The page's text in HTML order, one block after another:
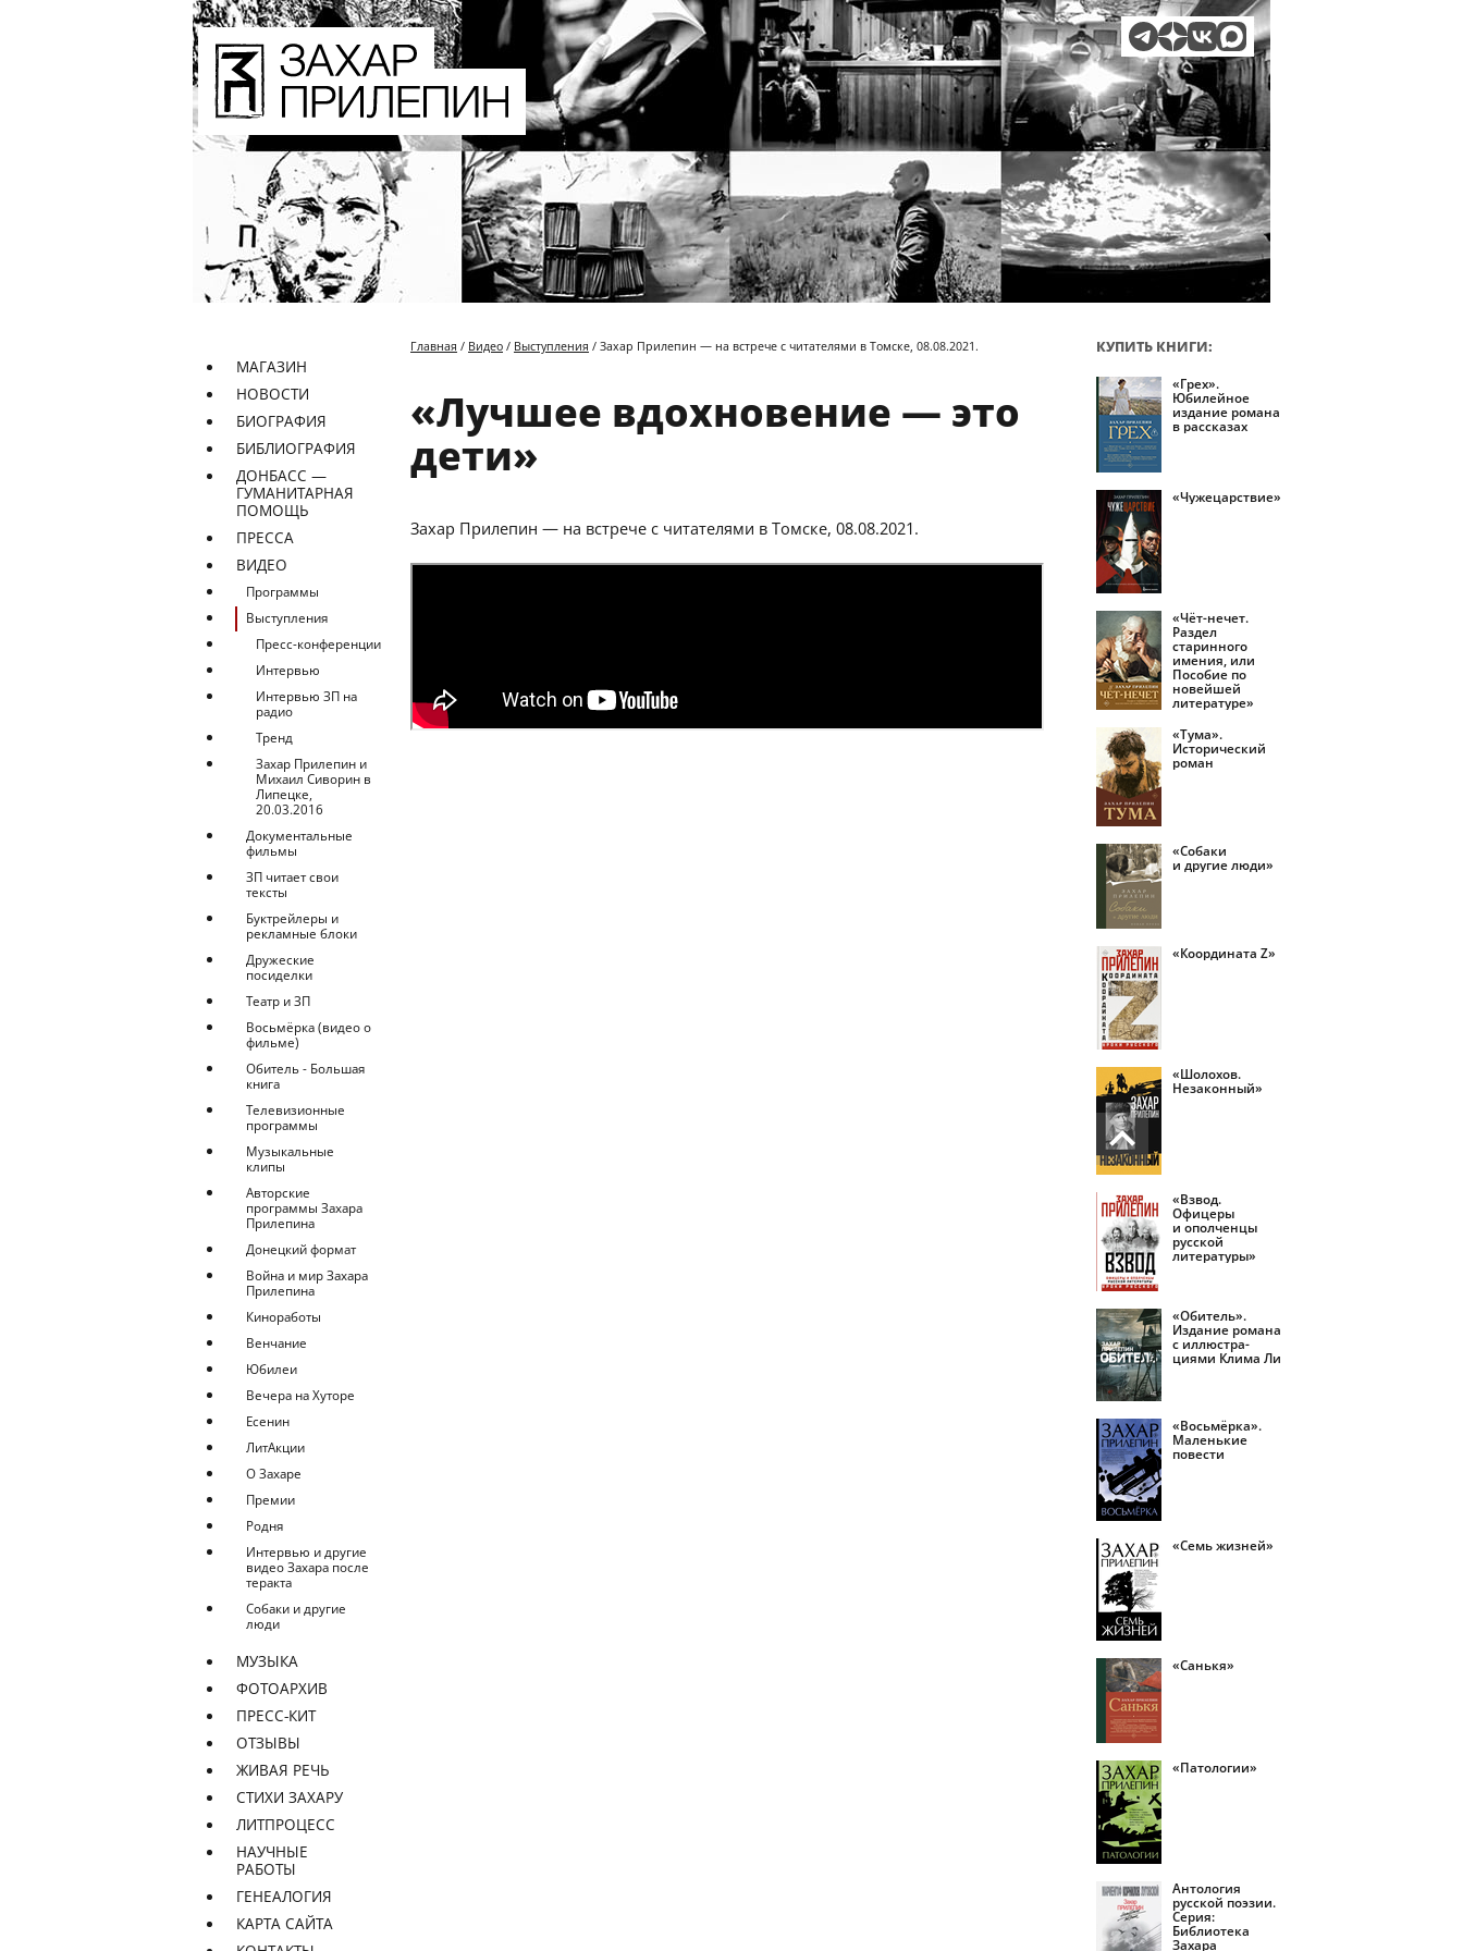
МАГАЗИН
НОВОСТИ
БИОГРАФИЯ
БИБЛИОГРАФИЯ
ДОНБАСС —
ГУМАНИТАРНАЯ
ПОМОЩЬ
ПРЕССА
ВИДЕО
Программы
Выступления
Пресс-конференции
Интервью
Интервью ЗП на
радио
Тренд
Захар Прилепин и
Михаил Сиворин в
Липецке,
20.03.2016
Документальные
фильмы
ЗП читает свои
тексты
Буктрейлеры и
рекламные блоки
Дружеские
посиделки
Театр и ЗП
Восьмёрка (видео о
фильме)
Обитель - Большая
книга
Телевизионные
программы
Музыкальные
клипы
Авторские
программы Захара
Прилепина
Донецкий формат
Война и мир Захара
Прилепина
Киноработы
Венчание
Юбилеи
Вечера на Хуторе
Есенин
ЛитАкции
О Захаре
Премии
Родня
Интервью и другие
видео Захара после
теракта
Собаки и другие
люди
МУЗЫКА
ФОТОАРХИВ
ПРЕСС-КИТ
ОТЗЫВЫ
ЖИВАЯ РЕЧЬ
СТИХИ ЗАХАРУ
ЛИТПРОЦЕСС
НАУЧНЫЕ
РАБОТЫ
ГЕНЕАЛОГИЯ
КАРТА САЙТА
Главная / Видео / Выступления / Захар Прилепин — на встрече с читателями в Томске, 08.08.2021.
«Лучшее вдохновение — это
дети»
Захар Прилепин — на встрече с читателями в Томске, 08.08.2021.
КУПИТЬ КНИГИ:
«Грех».
Юбилейное
издание романа
в рассказах
«Чужецарствие»
«Чёт-нечет.
Раздел
старинного
имения, или
Пособие по
новейшей
литературе»
«Тума».
Исторический
роман
«Собаки
и другие люди»
«Координата Z»
«Шолохов.
Незаконный»
«Взвод.
Офицеры
и ополченцы
русской
литературы»
«Обитель».
Издание романа
с иллюстра­
циями Клима Ли
«Восьмёрка».
Маленькие
повести
«Семь жизней»
«Санькя»
«Патологии»
Антология
русской поэзии.
Серия:
Библиотека
Захара